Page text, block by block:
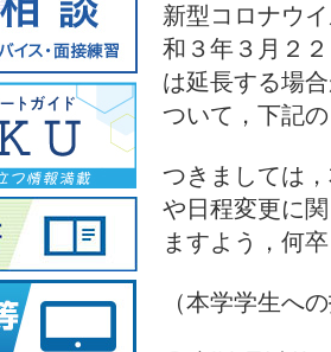
新型コロナウ
和３年３月２
は延長する場
ついて，下記
つきましては
や日程変更に
ますよう，何
（本学学生へ